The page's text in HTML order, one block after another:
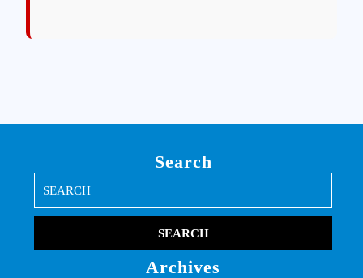
Search
for:
Archives